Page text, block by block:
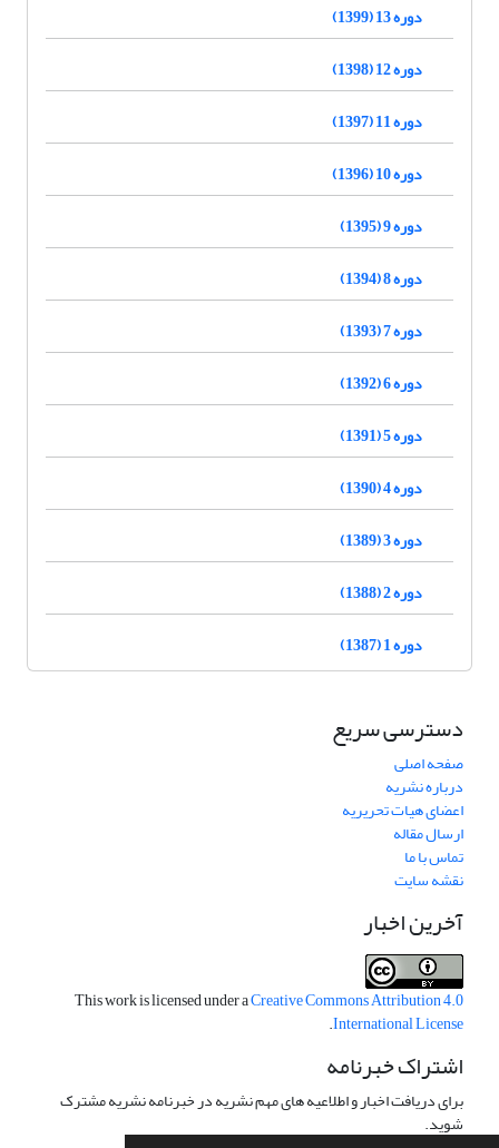
دوره 13 (1399)
دوره 12 (1398)
دوره 11 (1397)
دوره 10 (1396)
دوره 9 (1395)
دوره 8 (1394)
دوره 7 (1393)
دوره 6 (1392)
دوره 5 (1391)
دوره 4 (1390)
دوره 3 (1389)
دوره 2 (1388)
دوره 1 (1387)
دسترسی سریع
صفحه اصلی
درباره نشریه
اعضای هیات تحریریه
ارسال مقاله
تماس با ما
نقشه سایت
آخرین اخبار
This work is licensed under aCreative Commons Attribution 4.0
International License
.
اشتراک خبرنامه
برای دریافت اخبار و اطلاعیه های مهم نشریه در خبرنامه نشریه مشترک
شوید.